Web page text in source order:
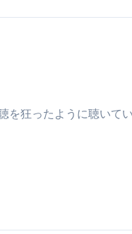
マホ対応・防寒・撥
の違い・タイプ別比
級クリッパー・ニッ
が生んだ“完成された保
を狂ったように聴いて